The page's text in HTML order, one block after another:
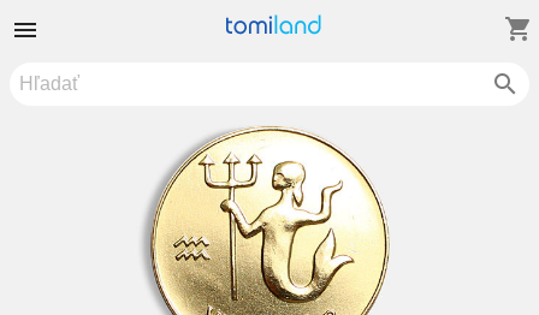

shopping_cart
